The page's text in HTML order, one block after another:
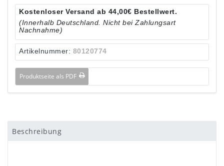
Kostenloser Versand ab 44,00€ Bestellwert.
(Innerhalb Deutschland. Nicht bei Zahlungsart
Nachnahme)
Artikelnummer: 80120774
Produktseite als PDF
Beschreibung